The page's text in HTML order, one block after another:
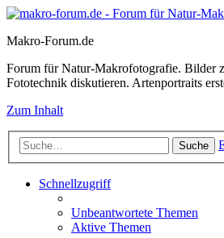
Makro-Forum.de
Forum für Natur-Makrofotografie. Bilder
Fototechnik diskutieren. Artenportraits
Zum Inhalt
Suche
Schnellzugriff
Unbeantwortete Themen
Aktive Themen